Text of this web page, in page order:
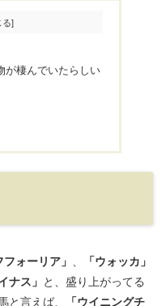
が棲んでいたらしい
フォーリア」
「ウォッカ」
ナス」 と、盛り上がってる
と言えば、
「ウイニングチ